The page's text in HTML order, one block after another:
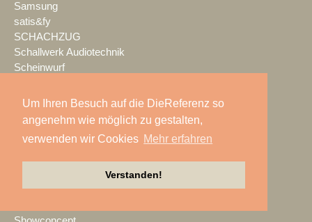
Um Ihren Besuch auf die DieReferenz so
angenehm wie möglich zu gestalten,
verwenden wir Cookies Mehr erfahren
Verstanden!
Samsung
satis&fy
SCHACHZUG
Schallwerk Audiotechnik
Scheinwurf
SCHOEPS
Screen Visions
ScreenBeam
SecuTix
SEEBURG
session pro